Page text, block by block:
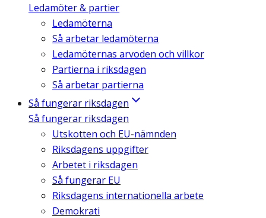
Ledamöter & partier
Ledamöterna
Så arbetar ledamöterna
Ledamöternas arvoden och villkor
Partierna i riksdagen
Så arbetar partierna
Så fungerar riksdagen
Så fungerar riksdagen
Utskotten och EU-nämnden
Riksdagens uppgifter
Arbetet i riksdagen
Så fungerar EU
Riksdagens internationella arbete
Demokrati